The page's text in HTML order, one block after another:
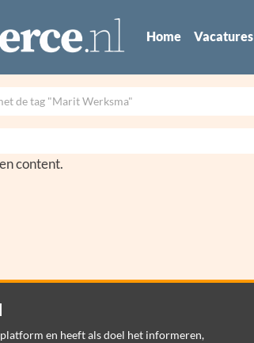
Home Vacatures
de tag "Marit Werksma"
content.
en heeft als doel het informeren,